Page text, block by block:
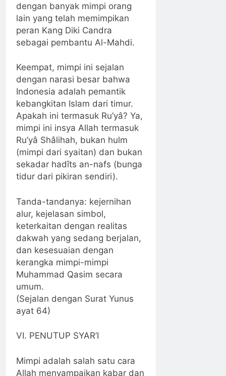
dengan banyak mimpi orang
lain yang telah memimpikan
peran Kang Diki Candra
sebagai pembantu Al-Mahdi.
Keempat, mimpi ini sejalan
dengan narasi besar bahwa
Indonesia adalah pemantik
kebangkitan Islam dari timur.
Apakah ini termasuk Ru’yâ? Ya,
mimpi ini insya Allah termasuk
Ru’yâ Shâlihah, bukan hulm
(mimpi dari syaitan) dan bukan
sekadar hadîts an-nafs (bunga
tidur dari pikiran sendiri).
Tanda-tandanya: kejernihan
alur, kejelasan simbol,
keterkaitan dengan realitas
dakwah yang sedang berjalan,
dan kesesuaian dengan
kerangka mimpi-mimpi
Muhammad Qasim secara
umum.
(Sejalan dengan Surat Yunus
ayat 64)
VI. PENUTUP SYAR’I
Mimpi adalah salah satu cara
Allah menyampaikan kabar dan